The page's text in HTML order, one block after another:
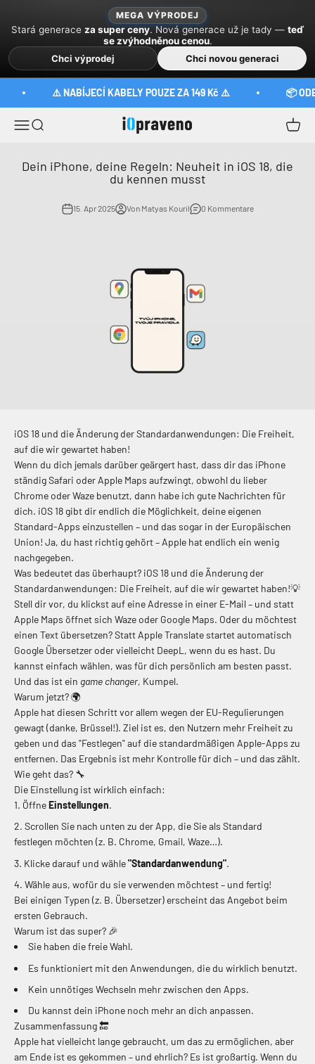
MEGA VÝPRODEJ
Stará generace za super ceny. Nová generace už je tady — teď
se zvýhodněnou cenou.
Chci výprodej
Chci novou generaci
⚠️ NABÍJECÍ KABELY POUZE ZA 149 Kč ⚠️ 📦
MenüSuche iOpraveno
Dein iPhone, deine Regeln: Neuheit in iOS 18, die
du kennen musst
15. Apr 2025 Von Matyas Kouril 0 Kommentare
iOS 18 und die Änderung der Standardanwendungen: Die Freiheit,
auf die wir gewartet haben!
Wenn du dich jemals darüber geärgert hast, dass dir das iPhone
ständig Safari oder Apple Maps aufzwingt, obwohl du lieber
Chrome oder Waze benutzt, dann habe ich gute Nachrichten für
dich. iOS 18 gibt dir endlich die Möglichkeit, deine eigenen
Standard-Apps einzustellen – und das sogar in der Europäischen
Union! Ja, du hast richtig gehört – Apple hat endlich ein wenig
nachgegeben.
Was bedeutet das überhaupt? iOS 18 und die Änderung der
Standardanwendungen: Die Freiheit, auf die wir gewartet haben!💡
Stell dir vor, du klickst auf eine Adresse in einer E-Mail – und statt
Apple Maps öffnet sich Waze oder Google Maps. Oder du möchtest
einen Text übersetzen? Statt Apple Translate startet automatisch
Google Übersetzer oder vielleicht DeepL, wenn du es hast. Du
kannst einfach wählen, was für dich persönlich am besten passt.
Und das ist ein game changer, Kumpel.
Warum jetzt? 🌍
Apple hat diesen Schritt vor allem wegen der EU-Regulierungen
gewagt (danke, Brüssel!). Ziel ist es, den Nutzern mehr Freiheit zu
geben und das "Festlegen" auf die standardmäßigen Apple-Apps zu
entfernen. Das Ergebnis ist mehr Kontrolle für dich – und das zählt.
Wie geht das? 🔧
Die Einstellung ist wirklich einfach:
ÖffneEinstellungen.
Scrollen Sie nach unten zu der App, die Sie als Standard
festlegen möchten (z. B. Chrome, Gmail, Waze…).
Klicke darauf und wähle"Standardanwendung".
Wähle aus, wofür du sie verwenden möchtest – und fertig!
Bei einigen Typen (z. B. Übersetzer) erscheint das Angebot beim
ersten Gebrauch.
Warum ist das super? 🎉
Sie haben die freie Wahl.
Es funktioniert mit den Anwendungen, die du wirklich benutzt.
Kein unnötiges Wechseln mehr zwischen den Apps.
Du kannst dein iPhone noch mehr an dich anpassen.
Zusammenfassung 🔚
Apple hat vielleicht lange gebraucht, um das zu ermöglichen, aber
am Ende ist es gekommen – und ehrlich? Es ist großartig. Wenn du